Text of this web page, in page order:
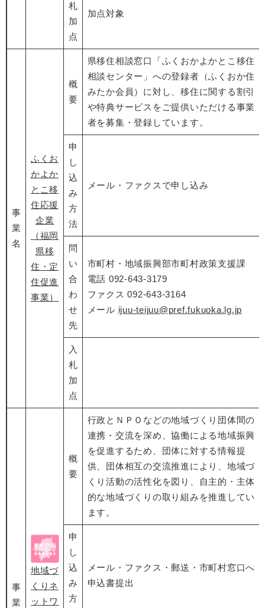
札
加
点
加点対象
事
業
名
ふくお
かよか
とこ移
住応援
企業
（福岡
県移
住・定
住促進
事業）
概
要
県移住相談窓口「ふくおかよかとこ移住
相談センター」への登録者（ふくおか住
みたか会員）に対し、移住に関する割引
や特典サービスをご提供いただける事業
者を募集・登録しています。
申
し
込
み
方
法
メール・ファクスで申し込み
問
い
合
わ
せ
先
市町村・地域振興部市町村政策支援課
電話 092-643-3179
ファクス 092-643-3164
メール ijuu-teijuu@pref.fukuoka.lg.jp
入
札
加
点
事
業
地域づ
くりネ
ットワ
概
要
行政とＮＰＯなどの地域づくり団体間の
連携・交流を深め、協働による地域振興
を促進するため、団体に対する情報提
供、団体相互の交流推進により、地域づ
くり活動の活性化を図り、自主的・主体
的な地域づくりの取り組みを推進してい
ます。
申
し
込
み
方
メール・ファクス・郵送・市町村窓口へ
申込書提出